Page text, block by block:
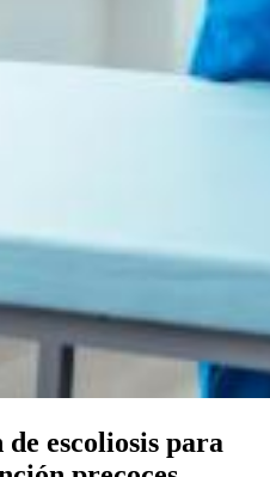
escoliosis para